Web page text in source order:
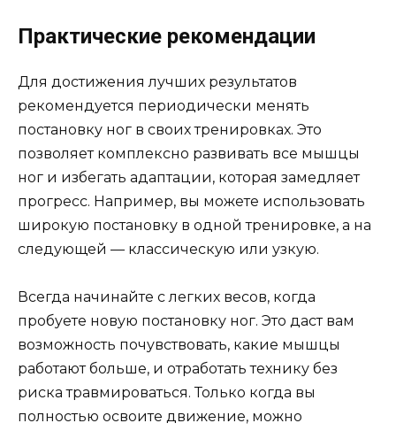
Практические рекомендации
Для достижения лучших результатов
рекомендуется периодически менять
постановку ног в своих тренировках. Это
позволяет комплексно развивать все мышцы
ног и избегать адаптации, которая замедляет
прогресс. Например, вы можете использовать
широкую постановку в одной тренировке, а на
следующей — классическую или узкую.
Всегда начинайте с легких весов, когда
пробуете новую постановку ног. Это даст вам
возможность почувствовать, какие мышцы
работают больше, и отработать технику без
риска травмироваться. Только когда вы
полностью освоите движение, можно